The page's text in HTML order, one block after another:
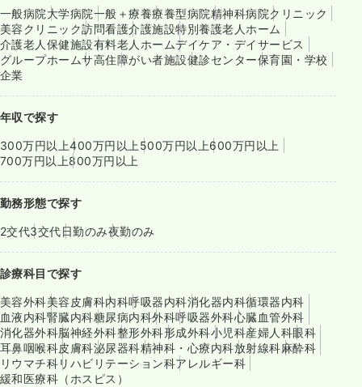
一般病院大学病院一般＋療養療養型病院精神科病院クリニック
美容クリニック訪問看護介護施設特別養護老人ホーム
介護老人保健施設有料老人ホームデイケア・デイサービス
グループホームサ高住障がい者施設健診センター保育園・学校
企業
年収で探す
300万円以上400万円以上 500万円以上600万円以上
700万円以上800万円以上
勤務形態で探す
2交代3交代日勤のみ夜勤のみ
診療科目で探す
美容外科美容皮膚科内科呼吸器内科消化器内科循環器内科
血液内科腎臓内科糖尿病内科外科呼吸器外科心臓血管外科
消化器外科脳神経外科整形外科形成外科小児科産婦人科眼科
耳鼻咽喉科皮膚科泌尿器科精神科・心療内科放射線科麻酔科
リウマチ科リハビリテーション科アレルギー科
緩和医療科（ホスピス）